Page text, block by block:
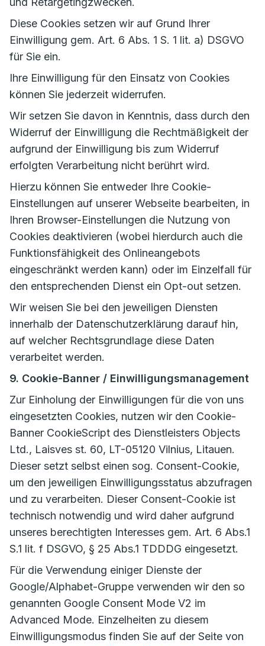
Diese Cookies setzen wir auf Grund Ihrer
Einwilligung gem. Art. 6 Abs. 1 S. 1 lit. a) DSGVO
für Sie ein.
Ihre Einwilligung für den Einsatz von Cookies
können Sie jederzeit widerrufen.
Wir setzen Sie davon in Kenntnis, dass durch den
Widerruf der Einwilligung die Rechtmäßigkeit der
aufgrund der Einwilligung bis zum Widerruf
erfolgten Verarbeitung nicht berührt wird.
Hierzu können Sie entweder Ihre Cookie-
Einstellungen auf unserer Webseite bearbeiten, in
Ihren Browser-Einstellungen die Nutzung von
Cookies deaktivieren (wobei hierdurch auch die
Funktionsfähigkeit des Onlineangebots
eingeschränkt werden kann) oder im Einzelfall für
den entsprechenden Dienst ein Opt-out setzen.
Wir weisen Sie bei den jeweiligen Diensten
innerhalb der Datenschutzerklärung darauf hin,
auf welcher Rechtsgrundlage diese Daten
verarbeitet werden.
9. Cookie-Banner / Einwilligungsmanagement
Zur Einholung der Einwilligungen für die von uns
eingesetzten Cookies, nutzen wir den Cookie-
Banner CookieScript des Dienstleisters Objects
Ltd., Laisves st. 60, LT-05120 Vilnius, Litauen.
Dieser setzt selbst einen sog. Consent-Cookie,
um den jeweiligen Einwilligungsstatus abzufragen
und zu verarbeiten. Dieser Consent-Cookie ist
technisch notwendig und wird daher aufgrund
unseres berechtigten Interesses gem. Art. 6 Abs.1
S.1 lit. f DSGVO, § 25 Abs.1 TDDDG eingesetzt.
Für die Verwendung einiger Dienste der
Google/Alphabet-Gruppe verwenden wir den so
genannten Google Consent Mode V2 im
Advanced Mode. Einzelheiten zu diesem
Einwilligungsmodus finden Sie auf der Seite von